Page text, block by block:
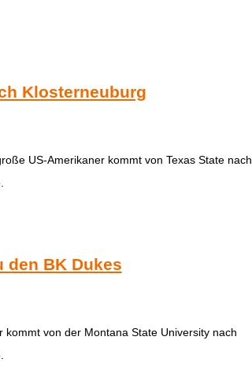
Klosterneuburg
US-Amerikaner kommt von Texas State nach
den BK Dukes
von der Montana State University nach